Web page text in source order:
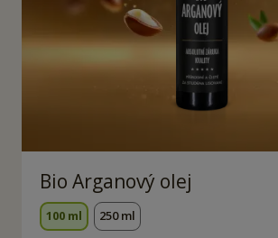
Bio Arganový olej
100 ml 250 ml